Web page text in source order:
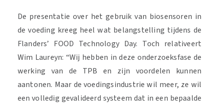
De presentatie over het gebruik van biosensoren in
de voeding kreeg heel wat belangstelling tijdens de
Flanders’ FOOD Technology Day. Toch relativeert
Wim Laureyn: “Wij hebben in deze onderzoeksfase de
werking van de TPB en zijn voordelen kunnen
aantonen. Maar de voedingsindustrie wil meer, ze wil
een volledig gevalideerd systeem dat in een bepaalde